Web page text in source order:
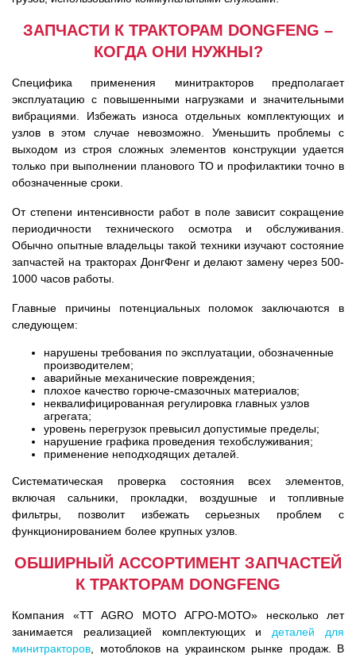
ЗАПЧАСТИ К ТРАКТОРАМ DONGFENG –
КОГДА ОНИ НУЖНЫ?
Специфика применения минитракторов предполагает
эксплуатацию с повышенными нагрузками и значительными
вибрациями. Избежать износа отдельных комплектующих и
узлов в этом случае невозможно. Уменьшить проблемы с
выходом из строя сложных элементов конструкции удается
только при выполнении планового ТО и профилактики точно в
обозначенные сроки.
От степени интенсивности работ в поле зависит сокращение
периодичности технического осмотра и обслуживания.
Обычно опытные владельцы такой техники изучают состояние
запчастей на тракторах ДонгФенг и делают замену через 500-
1000 часов работы.
Главные причины потенциальных поломок заключаются в
следующем:
нарушены требования по эксплуатации, обозначенные
производителем;
аварийные механические повреждения;
плохое качество горюче-смазочных материалов;
неквалифицированная регулировка главных узлов
агрегата;
уровень перегрузок превысил допустимые пределы;
нарушение графика проведения техобслуживания;
применение неподходящих деталей.
Систематическая проверка состояния всех элементов,
включая сальники, прокладки, воздушные и топливные
фильтры, позволит избежать серьезных проблем с
функционированием более крупных узлов.
ОБШИРНЫЙ АССОРТИМЕНТ ЗАПЧАСТЕЙ
К ТРАКТОРАМ DONGFENG
Компания «TT AGRO MOTO АГРО-МОТО» несколько лет
занимается реализацией комплектующих идеталей для
минитракторов, мотоблоков на украинском рынке продаж. В